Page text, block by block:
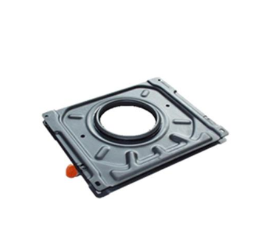
BEST SELLER
Rimorchi
Nautica
Offerte Del mese